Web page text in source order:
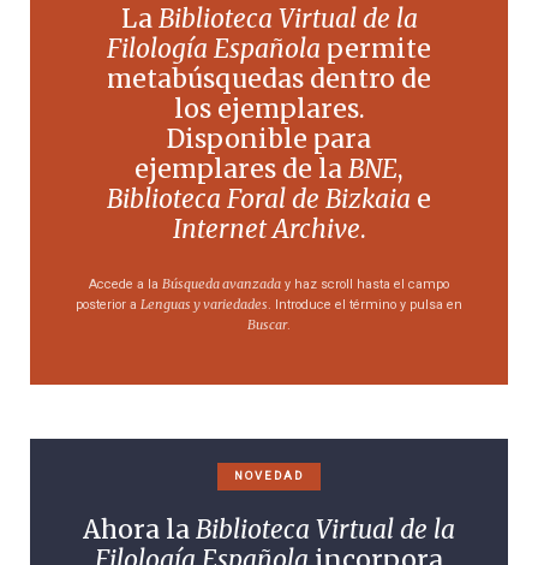
LaBiblioteca Virtual de la
Filología Española permite
metabúsquedas dentro de
los ejemplares.
Disponible para
ejemplares de laBNE,
Biblioteca Foral de Bizkaia e
Internet Archive.
Accede a la Búsqueda avanzada y haz scroll hasta el campo
posterior a Lenguas y variedades . Introduce el término y pulsa en
Buscar.
NOVEDAD
Ahora laBiblioteca Virtual de la